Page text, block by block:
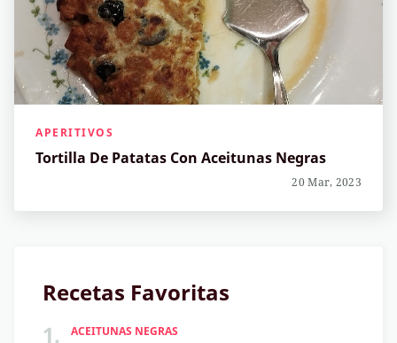
APERITIVOS
Tortilla De Patatas Con Aceitunas Negras
20 Mar, 2023
Recetas Favoritas
1.
ACEITUNAS NEGRAS